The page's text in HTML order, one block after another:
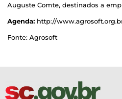
Auguste Comte, destinados a
Agenda: http://
Fonte: Agrosoft